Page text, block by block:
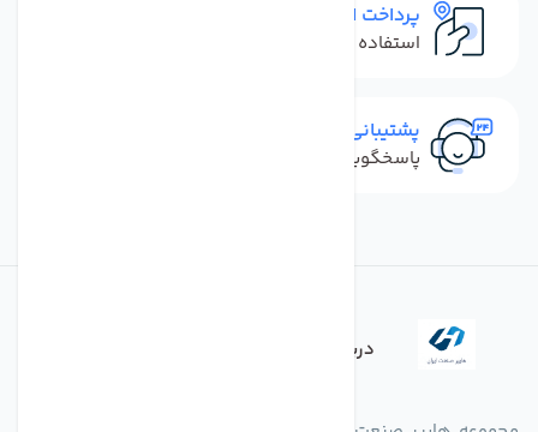
پرداخت امن
استفاده از روش‌های پرداخت امن
پشتیبانی سریع
پاسخگویی سریع به تماس‌ها و پیام‌ها
درباره فروشگاه